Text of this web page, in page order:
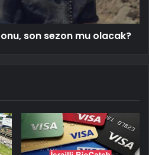
son sezon mu olacak?